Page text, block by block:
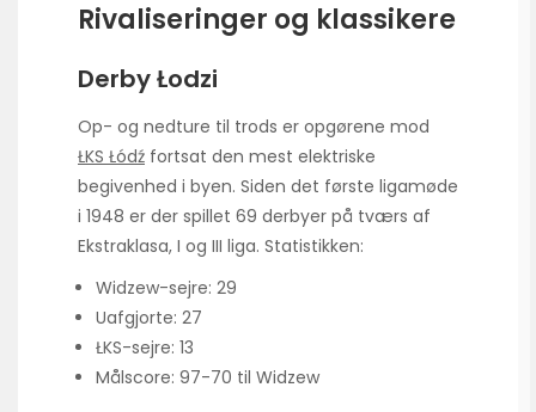
Rivaliseringer og klassikere
Derby Łodzi
Op- og nedture til trods er opgørene mod
ŁKS Łódź fortsat den mest elektriske
begivenhed i byen. Siden det første ligamøde
i 1948 er der spillet 69 derbyer på tværs af
Ekstraklasa, I og III liga. Statistikken:
Widzew-sejre: 29
Uafgjorte: 27
ŁKS-sejre: 13
Målscore: 97-70 til Widzew